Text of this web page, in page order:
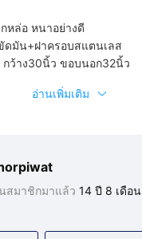
หล่อ หนาอย่างดี
ดมัน+ฝาครอบสแตนเลส
ว้าง30นิ้ว ขอบนอก32นิ้ว
อ่านเพิ่มเติม
สมาชิกมาแล้ว 14 ปี 8 เดือน